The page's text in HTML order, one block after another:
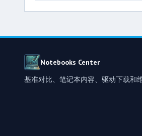
Notebooks Center
基准对比、笔记本内容、驱动下载和